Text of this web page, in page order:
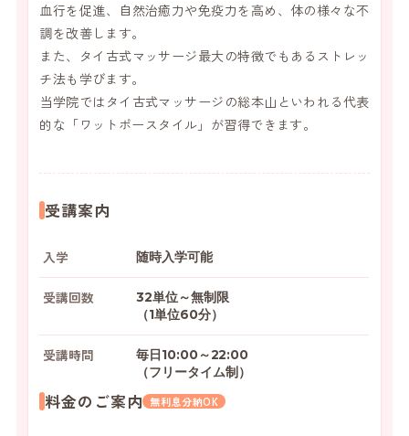
血行を促進、自然治癒力や免疫力を高め、体の様々な不
調を改善します。
また、タイ古式マッサージ最大の特徴でもあるストレッ
チ法も学びます。
当学院ではタイ古式マッサージの総本山といわれる代表
的な「ワットポースタイル」が習得できます。
受講案内
入学 随時入学可能
受講回数
32単位～無制限
（1単位60分）
受講時間
毎日10:00～22:00
（フリータイム制）
料金のご案内 無利息分納OK